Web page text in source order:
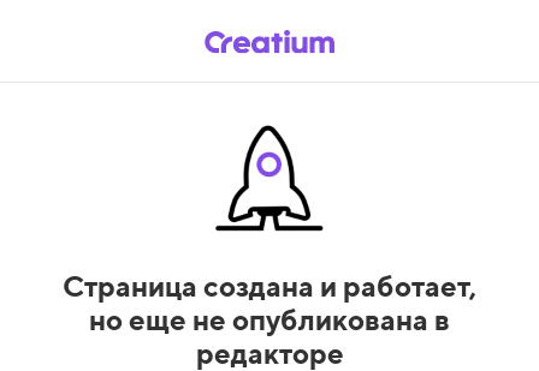
Страница создана и работает,
но еще не опубликована в
редакторе